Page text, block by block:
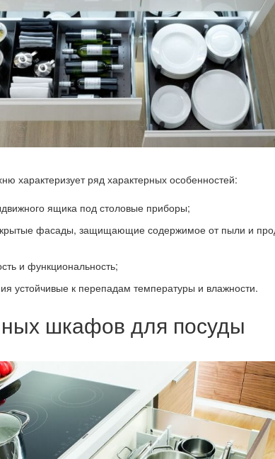
характеризует ряд характерных особенностей:
ящика под столовые приборы;
фасады, защищающие содержимое от пыли и
и функциональность;
устойчивые к перепадам температуры и влажности.
шкафов для посуды